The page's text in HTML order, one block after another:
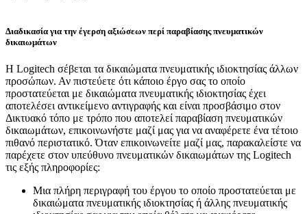
Διαδικασία για την έγερση αξιώσεων περί παραβίασης πνευματικών
δικαιωμάτων
Η Logitech σέβεται τα δικαιώματα πνευματικής ιδιοκτησίας άλλων
προσώπων. Αν πιστεύετε ότι κάποιο έργο σας το οποίο
προστατεύεται με δικαιώματα πνευματικής ιδιοκτησίας έχει
αποτελέσει αντικείμενο αντιγραφής και είναι προσβάσιμο στον
Δικτυακό τόπο με τρόπο που αποτελεί παραβίαση πνευματικών
δικαιωμάτων, επικοινωνήστε μαζί μας για να αναφέρετε ένα τέτοιο
πιθανό περιστατικό. Όταν επικοινωνείτε μαζί μας, παρακαλείστε να
παρέχετε στον υπεύθυνο πνευματικών δικαιωμάτων της Logitech
τις εξής πληροφορίες:
Μια πλήρη περιγραφή του έργου το οποίο προστατεύεται με
δικαιώματα πνευματικής ιδιοκτησίας ή άλλης πνευματικής